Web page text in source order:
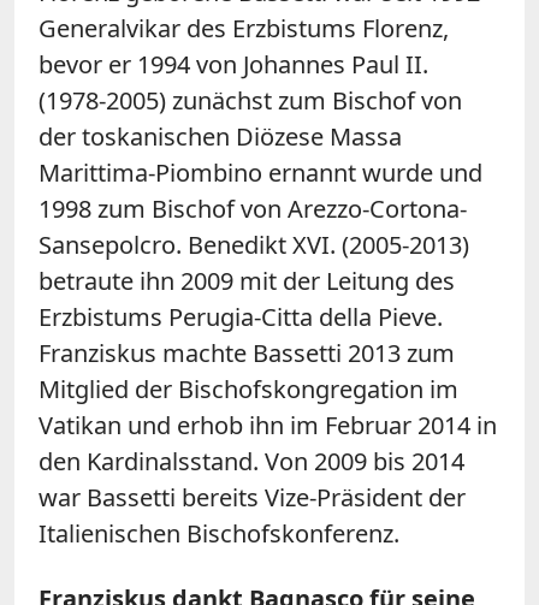
Generalvikar des Erzbistums Florenz,
bevor er 1994 von Johannes Paul II.
(1978-2005) zunächst zum Bischof von
der toskanischen Diözese Massa
Marittima-Piombino ernannt wurde und
1998 zum Bischof von Arezzo-Cortona-
Sansepolcro. Benedikt XVI. (2005-2013)
betraute ihn 2009 mit der Leitung des
Erzbistums Perugia-Citta della Pieve.
Franziskus machte Bassetti 2013 zum
Mitglied der Bischofskongregation im
Vatikan und erhob ihn im Februar 2014 in
den Kardinalsstand. Von 2009 bis 2014
war Bassetti bereits Vize-Präsident der
Italienischen Bischofskonferenz.
Franziskus dankt Bagnasco für seine